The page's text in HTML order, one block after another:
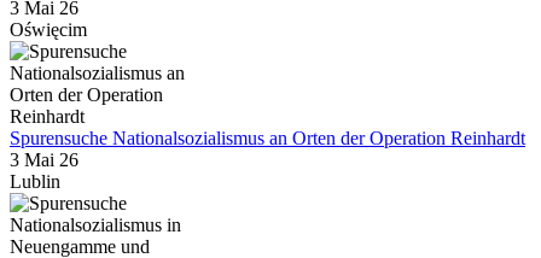
3 Mai 26
Oświęcim
Spurensuche Nationalsozialismus an Orten der Operation Reinhardt
3 Mai 26
Lublin